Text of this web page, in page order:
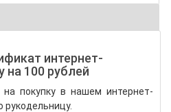
интернет-
на 100 рублей
покупку в нашем интернет-